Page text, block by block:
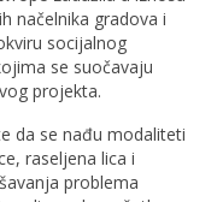
načelnika gradova i
socijalnog
se suočavaju
projekta.
da se nađu modaliteti
raseljena lica i
problema